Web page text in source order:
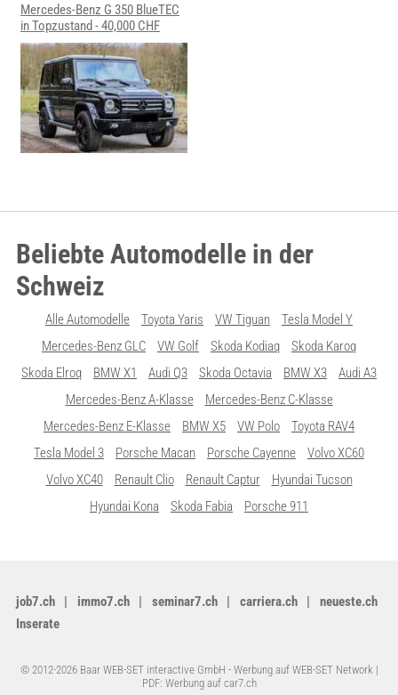
Mercedes-Benz G 350 BlueTEC
in Topzustand - 40,000 CHF
Beliebte Automodelle in der
Schweiz
Alle Automodelle Toyota Yaris VW Tiguan
Tesla Model Y
Mercedes-Benz GLC
VW Golf Skoda Kodiaq
Skoda Karoq
Skoda Elroq
BMW X1 Audi Q3 Skoda Octavia BMW X3
Audi A3
Mercedes-Benz A-Klasse
Mercedes-Benz C-Klasse
Mercedes-Benz E-Klasse
BMW X5 VW Polo
Toyota RAV4
Tesla Model 3
Porsche Macan Porsche Cayenne
Volvo XC60
Volvo XC40
Renault Clio Renault Captur
Hyundai Tucson
Hyundai Kona
Skoda Fabia Porsche 911
job7.ch immo7.ch seminar7.ch carriera.ch
neueste.ch
Inserate
© 2012-2026 Baar WEB-SET interactive GmbH - Werbung auf WEB-SET Network |
PDF: Werbung auf car7.ch